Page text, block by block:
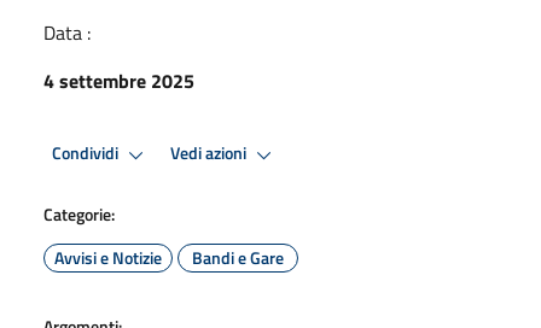
Data :
4 settembre 2025
Condividi Vedi azioni
Categorie:
Avvisi e Notizie
Bandi e Gare